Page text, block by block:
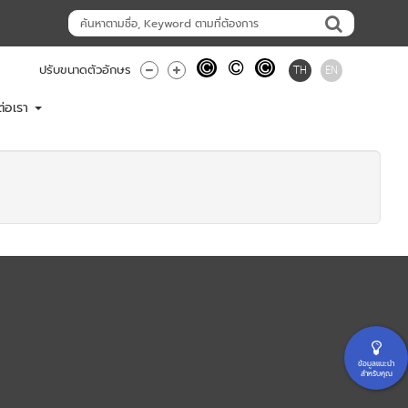
ปรับขนาดตัวอักษร TH EN
เรา
ข้อมูลแนะนำ
สำหรับคุณ